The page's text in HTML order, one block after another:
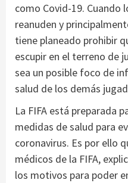
como Covid-19. Cuando
reanuden y
tiene planeado prohibir
escupir en el terreno de
sea un posible foco de
salud de los demás
La FIFA está preparada
medidas de salud para
coronavirus. Es por ello
médicos de la FIFA,
los motivos para poder